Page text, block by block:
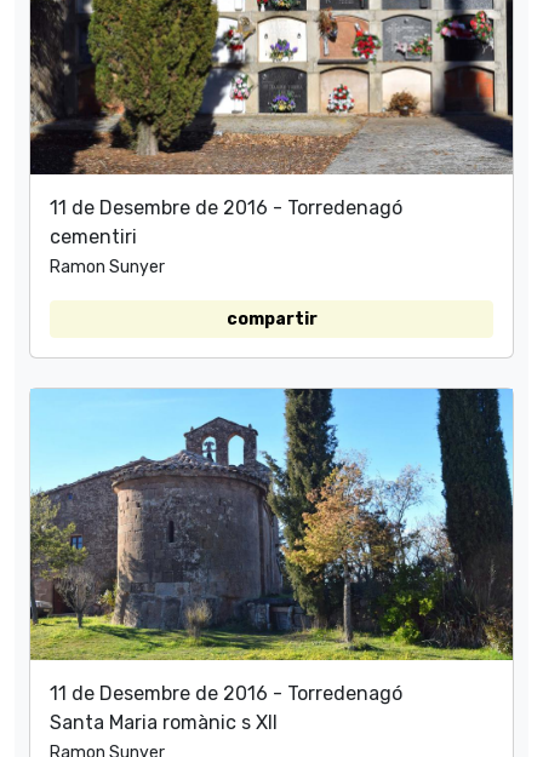
11 de Desembre de 2016 - Torredenagó
cementiri
Ramon Sunyer
compartir
11 de Desembre de 2016 - Torredenagó
Santa Maria romànic s XII
Ramon Sunyer